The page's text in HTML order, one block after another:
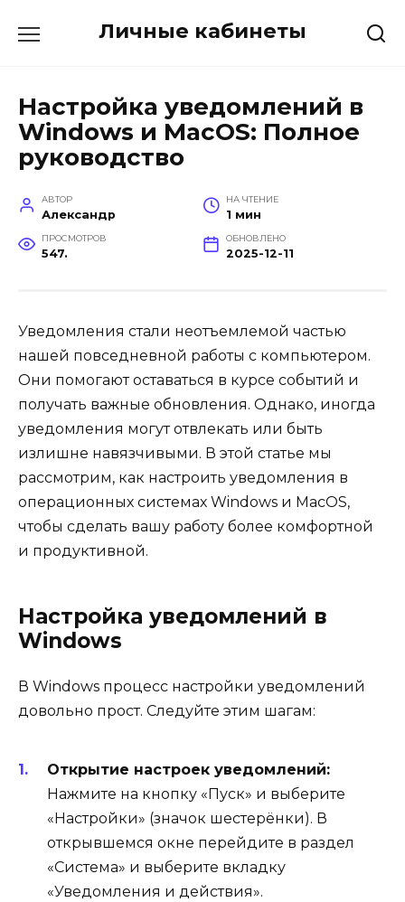
Личные кабинеты
Настройка уведомлений в
Windows и MacOS: Полное
руководство
АВТОР
Александр
НА ЧТЕНИЕ
1 мин
ПРОСМОТРОВ
547.
ОБНОВЛЕНО
2025-12-11
Уведомления стали неотъемлемой частью
нашей повседневной работы с компьютером.
Они помогают оставаться в курсе событий и
получать важные обновления. Однако, иногда
уведомления могут отвлекать или быть
излишне навязчивыми. В этой статье мы
рассмотрим, как настроить уведомления в
операционных системах Windows и MacOS,
чтобы сделать вашу работу более комфортной
и продуктивной.
Настройка уведомлений в
Windows
В Windows процесс настройки уведомлений
довольно прост. Следуйте этим шагам:
Открытие настроек уведомлений:
Нажмите на кнопку «Пуск» и выберите
«Настройки» (значок шестерёнки). В
открывшемся окне перейдите в раздел
«Система» и выберите вкладку
«Уведомления и действия».